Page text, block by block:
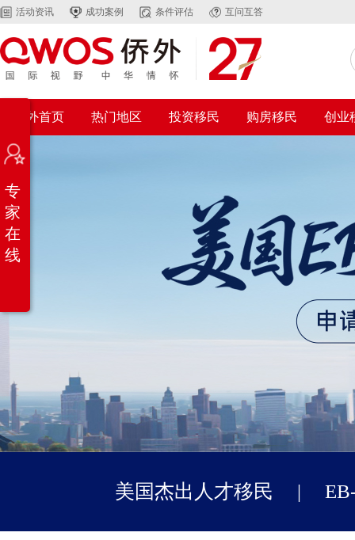
活动资讯 成功案例 条件评估 互问互答
侨外首页 热门地区 投资移民 购房移民 创业
美国杰出人才移民 |
专
家
在
线